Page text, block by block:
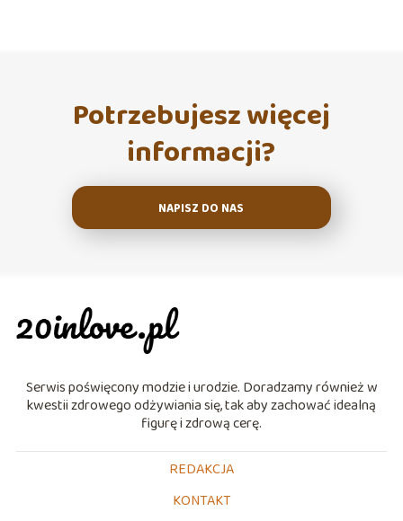
Potrzebujesz więcej
informacji?
NAPISZ DO NAS
Serwis poświęcony modzie i urodzie. Doradzamy również w
kwestii zdrowego odżywiania się, tak aby zachować idealną
figurę i zdrową cerę.
REDAKCJA
KONTAKT